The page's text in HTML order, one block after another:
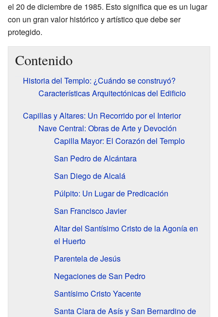
el 20 de diciembre de 1985. Esto significa que es un lugar
con un gran valor histórico y artístico que debe ser
protegido.
Contenido
Historia del Templo: ¿Cuándo se construyó?
Características Arquitectónicas del Edificio
Capillas y Altares: Un Recorrido por el Interior
Nave Central: Obras de Arte y Devoción
Capilla Mayor: El Corazón del Templo
San Pedro de Alcántara
San Diego de Alcalá
Púlpito: Un Lugar de Predicación
San Francisco Javier
Altar del Santísimo Cristo de la Agonía en
el Huerto
Parentela de Jesús
Negaciones de San Pedro
Santísimo Cristo Yacente
Santa Clara de Asís y San Bernardino de